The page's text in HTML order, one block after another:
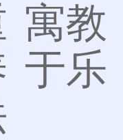
寓教
于乐